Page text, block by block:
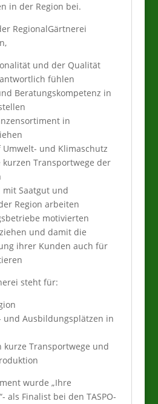
in der Region bei.
RegionalGärtnerei
und der Qualität
fühlen
Beratungskompetenz in
in
und Klimaschutz
Transportwege der
Saatgut und
Region arbeiten
motivierten
und damit die
ihrer Kunden auch für
steht für:
und Ausbildungsplätzen in
kurze Transportwege und
wurde „Ihre
als Finalist bei den TASPO-